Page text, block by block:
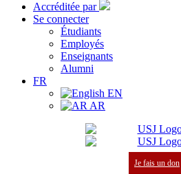
Accréditée par
Se connecter
Étudiants
Employés
Enseignants
Alumni
FR
EN
AR
Je fais un don